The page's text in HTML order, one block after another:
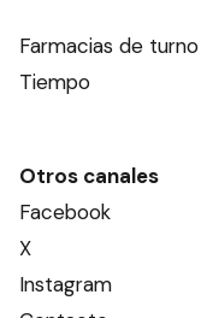
Farmacias de turno
Tiempo
Otros canales
Facebook
X
Instagram